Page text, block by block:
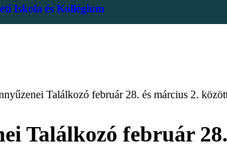
Iskola és Kollégium
Találkozó február 28. és március 2.
Találkozó február